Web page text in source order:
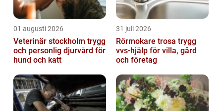
01 augusti 2026
Veterinär stockholm trygg
och personlig djurvård för
hund och katt
31 juli 2026
Rörmokare trosa trygg
vvs-hjälp för villa, gård
och företag